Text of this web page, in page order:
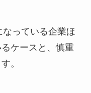
っている企業ほ
ケースと、慎重
。